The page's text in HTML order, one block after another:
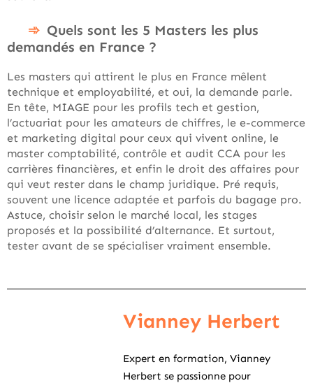
Quels sont les 5 Masters les plus
demandés en France ?
Les masters qui attirent le plus en France mêlent
technique et employabilité, et oui, la demande parle.
En tête, MIAGE pour les profils tech et gestion,
l’actuariat pour les amateurs de chiffres, le e-commerce
et marketing digital pour ceux qui vivent online, le
master comptabilité, contrôle et audit CCA pour les
carrières financières, et enfin le droit des affaires pour
qui veut rester dans le champ juridique. Pré requis,
souvent une licence adaptée et parfois du bagage pro.
Astuce, choisir selon le marché local, les stages
proposés et la possibilité d’alternance. Et surtout,
tester avant de se spécialiser vraiment ensemble.
Vianney Herbert
Expert en formation, Vianney
Herbert se passionne pour